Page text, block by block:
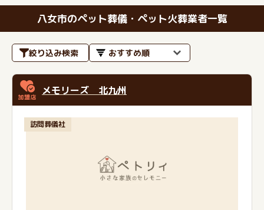
八女市のペット葬儀・ペット火葬業者一覧
絞り込み検索
メモリーズ 北九州
訪問葬儀社